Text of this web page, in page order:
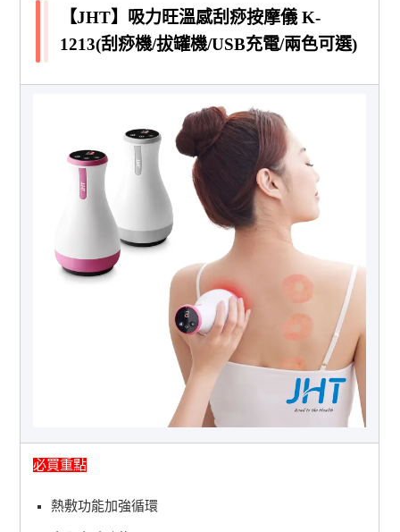
【JHT】吸力旺溫感刮痧按摩儀 K-
1213(刮痧機/拔罐機/USB充電/兩色可選)
必買重點
熱敷功能加強循環